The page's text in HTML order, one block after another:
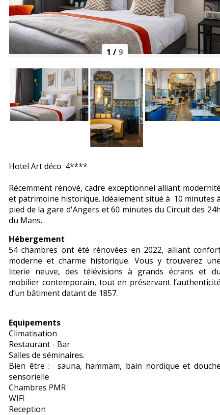
1 / 9
Hotel Art déco 4****
Récemment rénové, cadre exceptionnel alliant
et patrimoine historique. Idéalement situé à 10 minutes
pied de la gare d'Angers et 60 minutes du Circuit des
du Mans.
Hébergement
54 chambres ont été rénovées en 2022, alliant
moderne et charme historique. Vous y trouverez
literie neuve, des télévisions à grands écrans et
mobilier contemporain, tout en préservant
d’un bâtiment datant de 1857.
Equipements
Climatisation
Restaurant - Bar
Salles de séminaires.
Bien être : sauna, hammam, bain nordique et
sensorielle
Chambres PMR
WIFI
Reception